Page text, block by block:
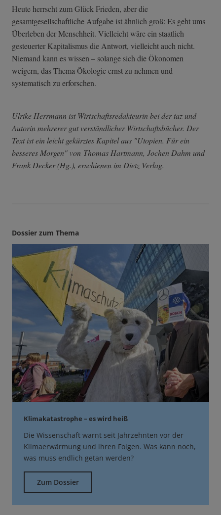
Heute herrscht zum Glück Frieden, aber die
gesamtgesellschaftliche Aufgabe ist ähnlich groß: Es geht ums
Überleben der Menschheit. Vielleicht wäre ein staatlich
gesteuerter Kapitalismus die Antwort, vielleicht auch nicht.
Niemand kann es wissen – solange sich die Ökonomen
weigern, das Thema Ökologie ernst zu nehmen und
systematisch zu erforschen.
Ulrike Herrmann ist Wirtschaftsredakteurin bei der taz und
Autorin mehrerer gut verständlicher Wirtschaftsbücher. Der
Text ist ein leicht gekürztes Kapitel aus "Utopien. Für ein
besseres Morgen" von Thomas Hartmann, Jochen Dahm und
Frank Decker (Hg.), erschienen im Dietz Verlag.
Dossier zum Thema
Klimakatastrophe – es wird heiß
Die Wissenschaft warnt seit Jahrzehnten vor der
Klimaerwärmung und ihren Folgen. Was kann noch,
was muss endlich getan werden?
Zum Dossier